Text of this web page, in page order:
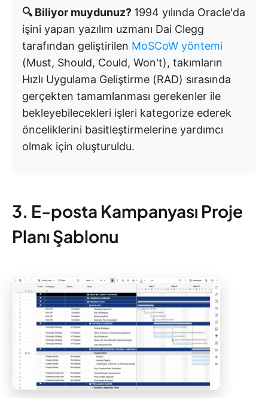
🔍 Biliyor muydunuz? 1994 yılında Oracle'da
işini yapan yazılım uzmanı Dai Clegg
tarafından geliştirilen MoSCoW yöntemi
(Must, Should, Could, Won't), takımların
Hızlı Uygulama Geliştirme (RAD) sırasında
gerçekten tamamlanması gerekenler ile
bekleyebilecekleri işleri kategorize ederek
önceliklerini basitleştirmelerine yardımcı
olmak için oluşturuldu.
3. E-posta Kampanyası Proje
Planı Şablonu